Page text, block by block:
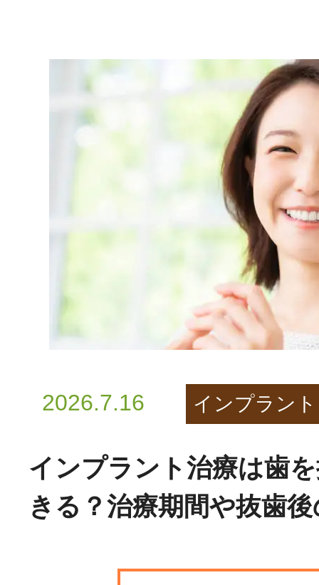
2026.7.16 インプラント
インプラント治療は歯
きる？治療期間や抜歯